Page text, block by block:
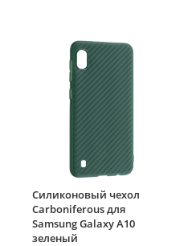
Силиконовый чехол
Carboniferous для
Samsung Galaxy A10
зеленый